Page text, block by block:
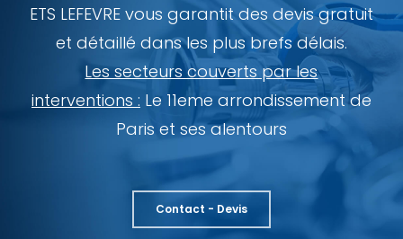
ETS LEFEVRE vous garantit des devis gratuit
et détaillé dans les plus brefs délais.
Les secteurs couverts par les
interventions : Le 11eme arrondissement de
Paris et ses alentours
Contact - Devis